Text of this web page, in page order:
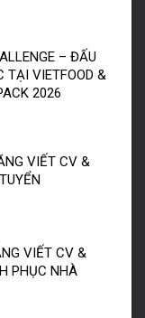
– ĐẤU
TẠI VIETFOOD &
2026
VIẾT CV &
VIẾT CV &
PHỤC NHÀ